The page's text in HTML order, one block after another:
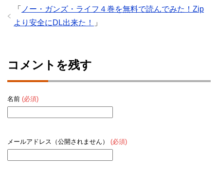
「 ノー・ガンズ・ライフ４巻を無料で読んでみた！Zip
より安全にDL出来た！
」
コメントを残す
名前 (必須)
メールアドレス（公開されません） (必須)